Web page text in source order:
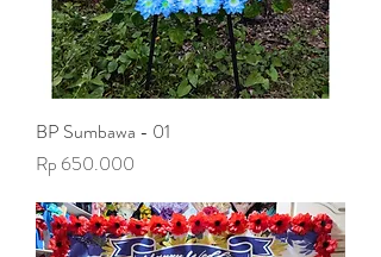
BP Sumbawa - 01
Harga
Rp 650.000